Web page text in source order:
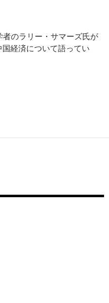
のラリー・サマーズ氏が
経済について語ってい
論は30年前の日本覇権論と